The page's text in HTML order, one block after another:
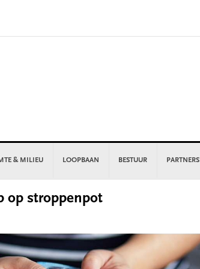
& MILIEU LOOPBAAN BESTUUR PARTNERS
op stroppenpot